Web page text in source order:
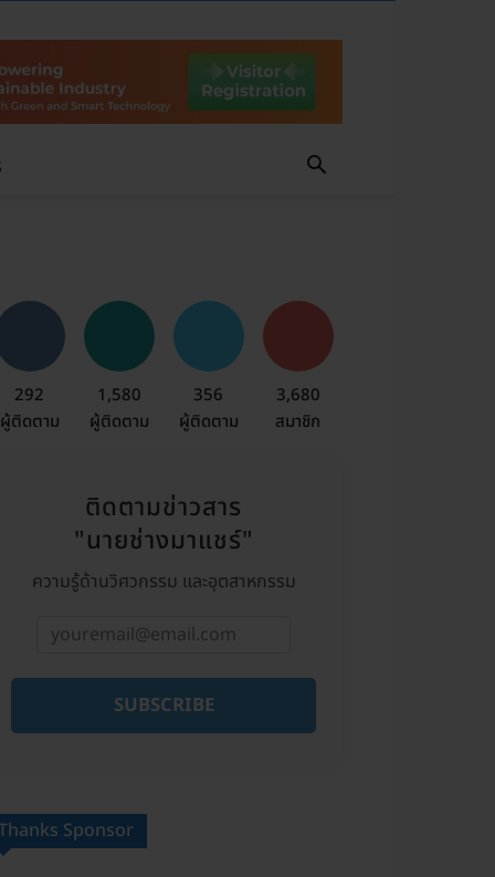
292
ผู้ติดตาม
1,580
ผู้ติดตาม
356
ผู้ติดตาม
3,680
สมาชิก
ติดตามข่าวสาร
"นายช่างมาแชร์"
ความรู้ด้านวิศวกรรม และอุตสาหกรรม
SUBSCRIBE
Sponsor